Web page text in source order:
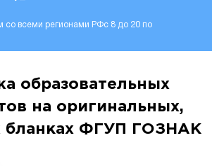
со всеми регионами РФс 8 до 20 по
образовательных
на оригинальных,
бланках ФГУП ГОЗНАК